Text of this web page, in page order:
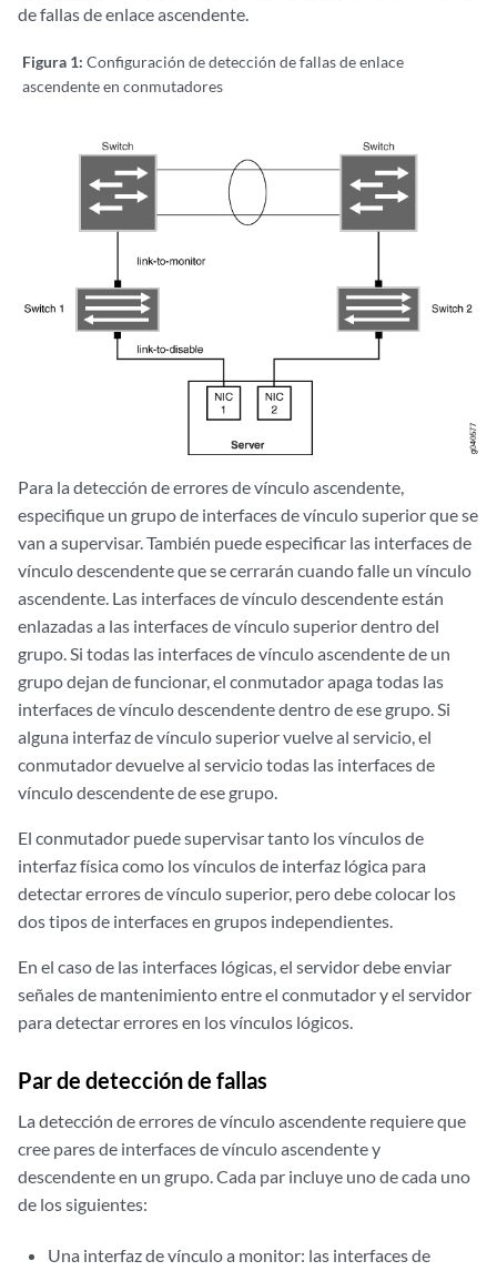
de fallas de enlace ascendente.
Figura 1: Configuración de detección de fallas de enlace
ascendente en conmutadores
Para la detección de errores de vínculo ascendente,
especifique un grupo de interfaces de vínculo superior que se
van a supervisar. También puede especificar las interfaces de
vínculo descendente que se cerrarán cuando falle un vínculo
ascendente. Las interfaces de vínculo descendente están
enlazadas a las interfaces de vínculo superior dentro del
grupo. Si todas las interfaces de vínculo ascendente de un
grupo dejan de funcionar, el conmutador apaga todas las
interfaces de vínculo descendente dentro de ese grupo. Si
alguna interfaz de vínculo superior vuelve al servicio, el
conmutador devuelve al servicio todas las interfaces de
vínculo descendente de ese grupo.
El conmutador puede supervisar tanto los vínculos de
interfaz física como los vínculos de interfaz lógica para
detectar errores de vínculo superior, pero debe colocar los
dos tipos de interfaces en grupos independientes.
En el caso de las interfaces lógicas, el servidor debe enviar
señales de mantenimiento entre el conmutador y el servidor
para detectar errores en los vínculos lógicos.
Par de detección de fallas
La detección de errores de vínculo ascendente requiere que
cree pares de interfaces de vínculo ascendente y
descendente en un grupo. Cada par incluye uno de cada uno
de los siguientes:
Una interfaz de vínculo a monitor: las interfaces de